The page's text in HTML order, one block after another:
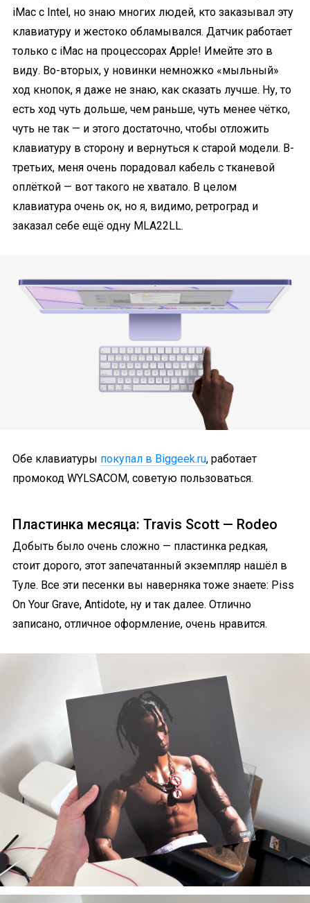
iMac с Intel, но знаю многих людей, кто заказывал эту
клавиатуру и жестоко обламывался. Датчик работает
только с iMac на процессорах Apple! Имейте это в
виду. Во-вторых, у новинки немножко «мыльный»
ход кнопок, я даже не знаю, как сказать лучше. Ну, то
есть ход чуть дольше, чем раньше, чуть менее чётко,
чуть не так — и этого достаточно, чтобы отложить
клавиатуру в сторону и вернуться к старой модели. В-
третьих, меня очень порадовал кабель с тканевой
оплёткой — вот такого не хватало. В целом
клавиатура очень ок, но я, видимо, ретроград и
заказал себе ещё одну MLA22LL.
Обе клавиатуры покупал в Biggeek.ru, работает
промокод WYLSACOM, советую пользоваться.
Пластинка месяца: Travis Scott — Rodeo
Добыть было очень сложно — пластинка редкая,
стоит дорого, этот запечатанный экземпляр нашёл в
Туле. Все эти песенки вы наверняка тоже знаете: Piss
On Your Grave, Antidote, ну и так далее. Отлично
записано, отличное оформление, очень нравится.